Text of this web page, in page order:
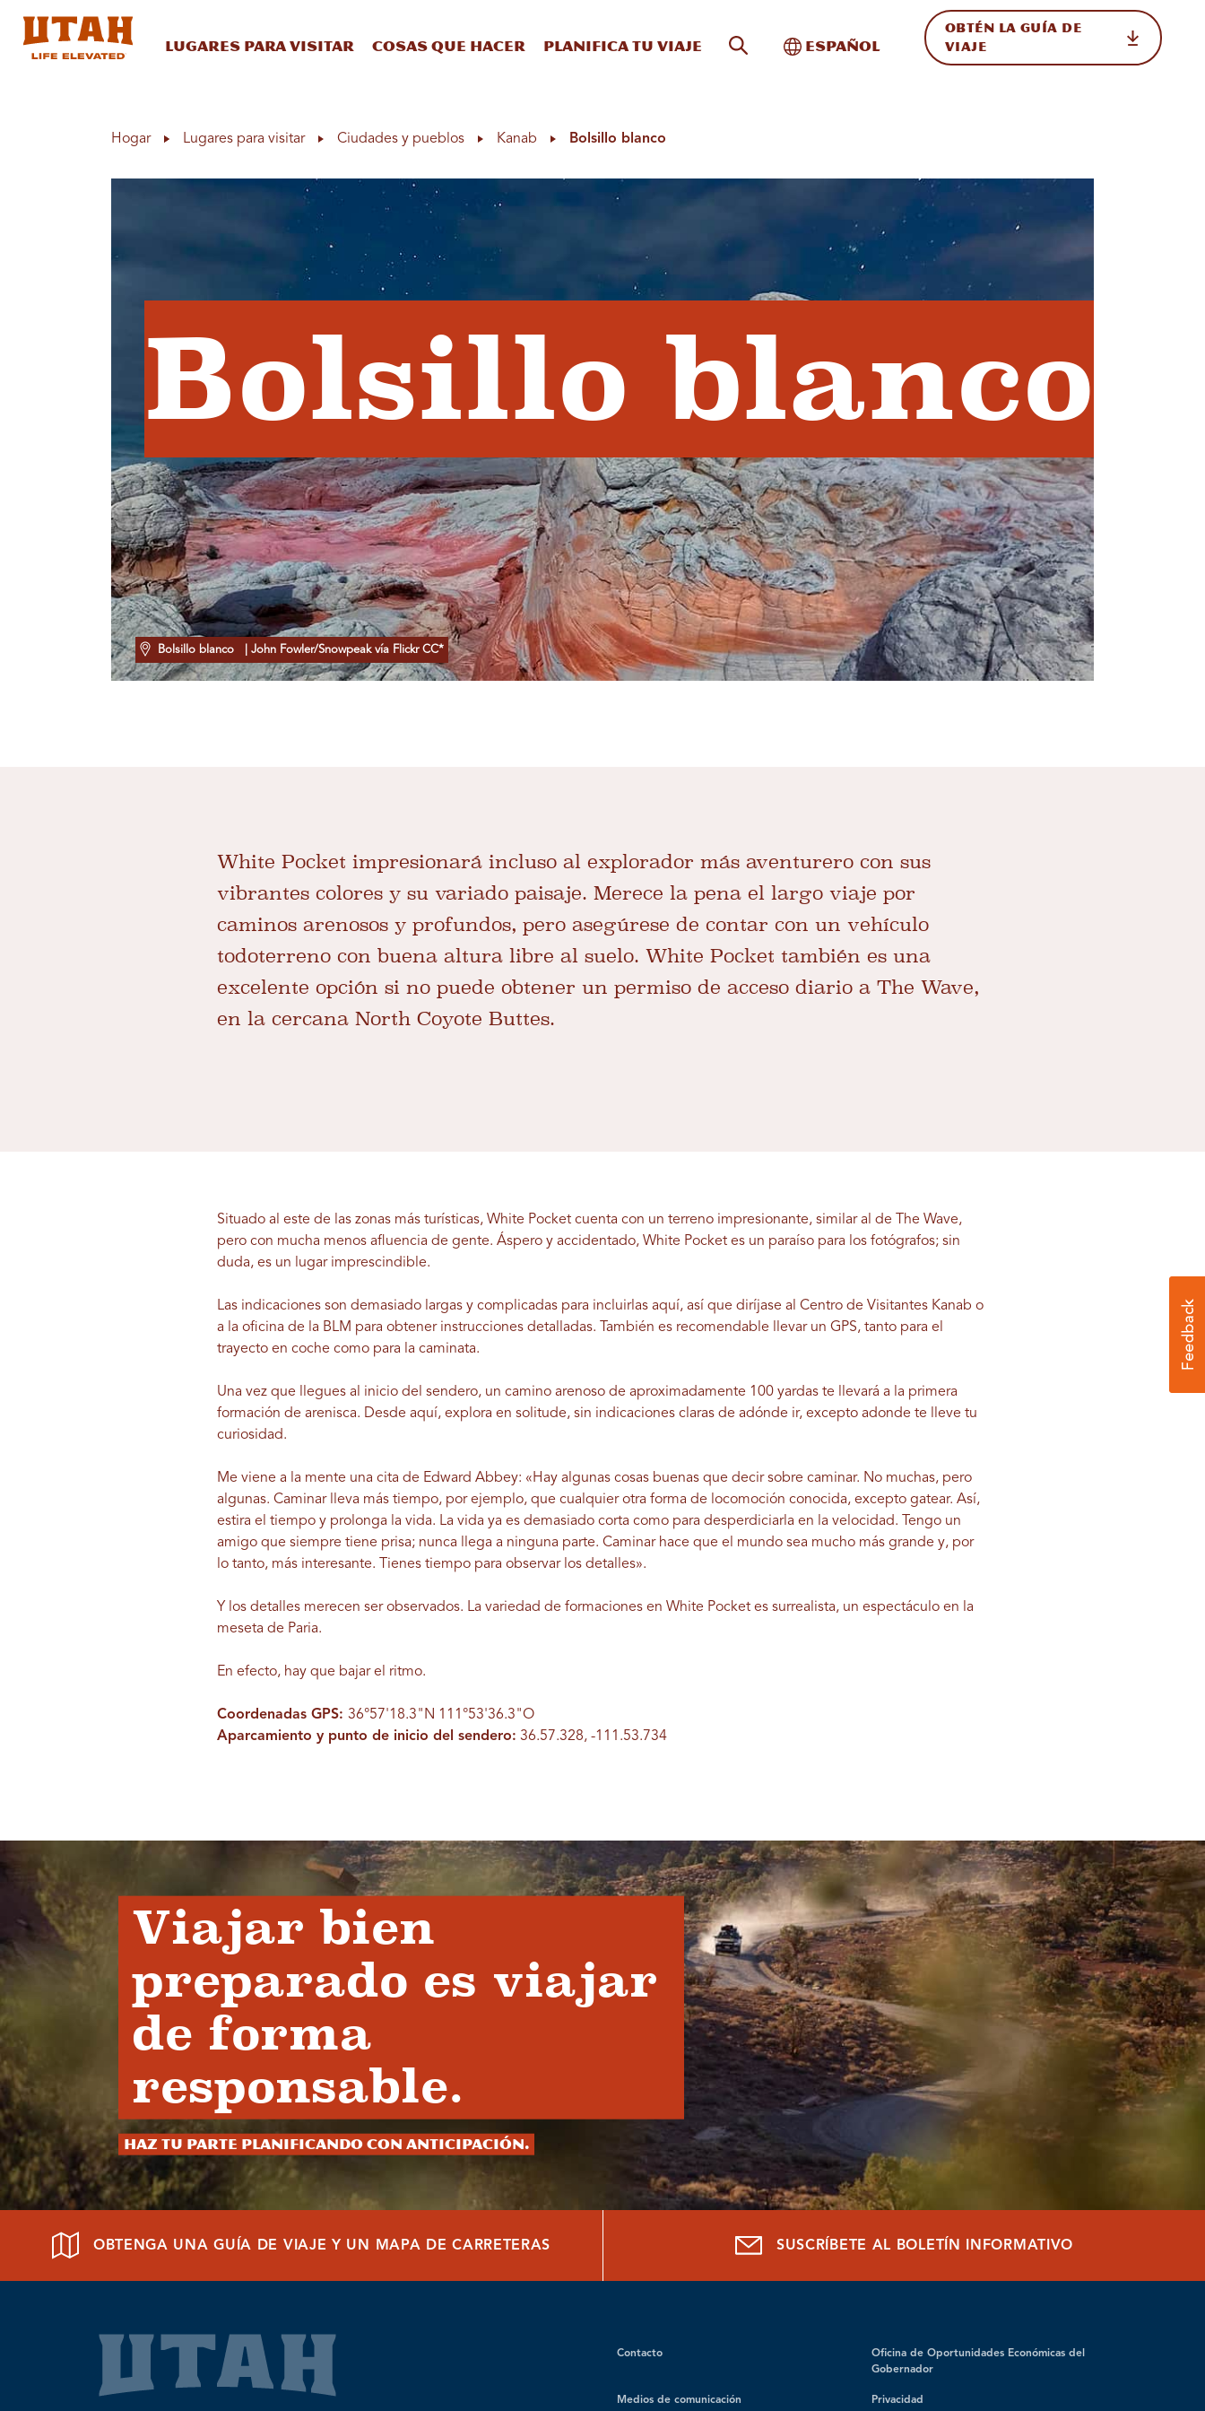
Lugares para visitar Cosas que hacer Planifica tu viaje Búsqueda en el sitio
Alternar Internacional
Español
OBTÉN LA GUÍA DE
VIAJE
Hogar Lugares para visitar Ciudades y pueblos Kanab Bolsillo blanco
Bolsillo blanco
Bolsillo blanco | John Fowler/Snowpeak vía Flickr CC*
White Pocket impresionará incluso al explorador más aventurero con sus
vibrantes colores y su variado paisaje. Merece la pena el largo viaje por
caminos arenosos y profundos, pero asegúrese de contar con un vehículo
todoterreno con buena altura libre al suelo. White Pocket también es una
excelente opción si no puede obtener un permiso de acceso diario a The Wave,
en la cercana North Coyote Buttes.
Situado al este de las zonas más turísticas, White Pocket cuenta con un terreno impresionante, similar al de The Wave,
pero con mucha menos afluencia de gente. Áspero y accidentado, White Pocket es un paraíso para los fotógrafos; sin
duda, es un lugar imprescindible.
Las indicaciones son demasiado largas y complicadas para incluirlas aquí, así que diríjase al Centro de Visitantes Kanab o
a la oficina de la BLM para obtener instrucciones detalladas. También es recomendable llevar un GPS, tanto para el
trayecto en coche como para la caminata.
Una vez que llegues al inicio del sendero, un camino arenoso de aproximadamente 100 yardas te llevará a la primera
formación de arenisca. Desde aquí, explora en solitude, sin indicaciones claras de adónde ir, excepto adonde te lleve tu
curiosidad.
Me viene a la mente una cita de Edward Abbey: «Hay algunas cosas buenas que decir sobre caminar. No muchas, pero
algunas. Caminar lleva más tiempo, por ejemplo, que cualquier otra forma de locomoción conocida, excepto gatear. Así,
estira el tiempo y prolonga la vida. La vida ya es demasiado corta como para desperdiciarla en la velocidad. Tengo un
amigo que siempre tiene prisa; nunca llega a ninguna parte. Caminar hace que el mundo sea mucho más grande y, por
lo tanto, más interesante. Tienes tiempo para observar los detalles».
Y los detalles merecen ser observados. La variedad de formaciones en White Pocket es surrealista, un espectáculo en la
meseta de Paria.
En efecto, hay que bajar el ritmo.
Coordenadas GPS: 36°57'18.3"N 111°53'36.3"O
Aparcamiento y punto de inicio del sendero: 36.57.328, -111.53.734
Viajar bien
preparado es viajar
de forma
responsable.
Haz tu parte planificando con anticipación.
OBTENGA UNA GUÍA DE VIAJE Y UN MAPA DE CARRETERAS SUSCRÍBETE AL BOLETÍN INFORMATIVO
Contacto
Oficina de Oportunidades Económicas del
Gobernador
Medios de comunicación Privacidad